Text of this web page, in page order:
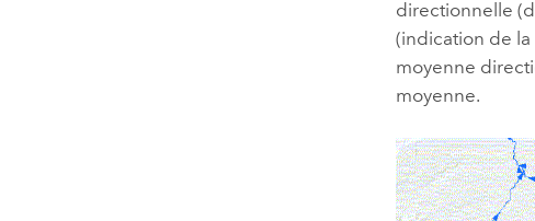
directionnelle
(indication de
moyenne
moyenne.